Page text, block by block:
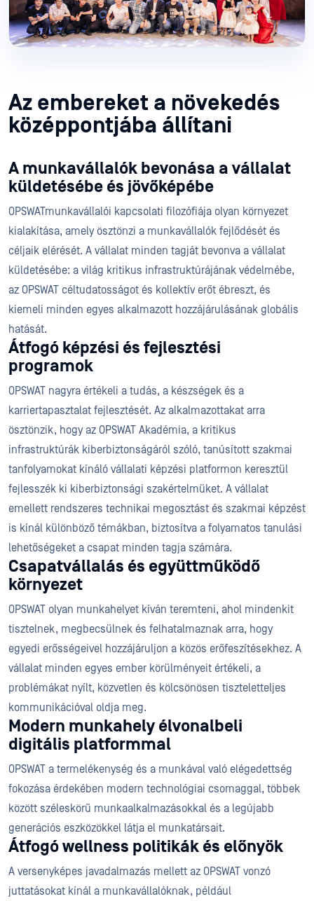
Az embereket a növekedés
középpontjába állítani
A munkavállalók bevonása a vállalat
küldetésébe és jövőképébe
OPSWATmunkavállalói kapcsolati filozófiája olyan környezet
kialakítása, amely ösztönzi a munkavállalók fejlődését és
céljaik elérését. A vállalat minden tagját bevonva a vállalat
küldetésébe: a világ kritikus infrastruktúrájának védelmébe,
az OPSWAT céltudatosságot és kollektív erőt ébreszt, és
kiemeli minden egyes alkalmazott hozzájárulásának globális
hatását.
Átfogó képzési és fejlesztési
programok
OPSWAT nagyra értékeli a tudás, a készségek és a
karriertapasztalat fejlesztését. Az alkalmazottakat arra
ösztönzik, hogy az OPSWAT Akadémia, a kritikus
infrastruktúrák kiberbiztonságáról szóló, tanúsított szakmai
tanfolyamokat kínáló vállalati képzési platformon keresztül
fejlesszék ki kiberbiztonsági szakértelmüket. A vállalat
emellett rendszeres technikai megosztást és szakmai képzést
is kínál különböző témákban, biztosítva a folyamatos tanulási
lehetőségeket a csapat minden tagja számára.
Csapatvállalás és együttműködő
környezet
OPSWAT olyan munkahelyet kíván teremteni, ahol mindenkit
tisztelnek, megbecsülnek és felhatalmaznak arra, hogy
egyedi erősségeivel hozzájáruljon a közös erőfeszítésekhez. A
vállalat minden egyes ember körülményeit értékeli, a
problémákat nyílt, közvetlen és kölcsönösen tiszteletteljes
kommunikációval oldja meg.
Modern munkahely élvonalbeli
digitális platformmal
OPSWAT a termelékenység és a munkával való elégedettség
fokozása érdekében modern technológiai csomaggal, többek
között széleskörű munkaalkalmazásokkal és a legújabb
generációs eszközökkel látja el munkatársait.
Átfogó wellness politikák és előnyök
A versenyképes javadalmazás mellett az OPSWAT vonzó
juttatásokat kínál a munkavállalóknak, például